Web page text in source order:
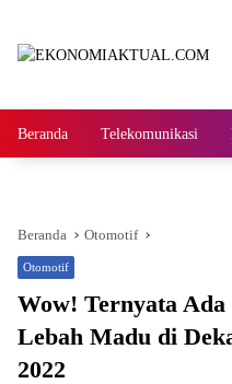
konten
Beranda Telekomunikasi
Beranda Otomotif
Otomotif
Wow! Ternyata
Lebah Madu di
2022